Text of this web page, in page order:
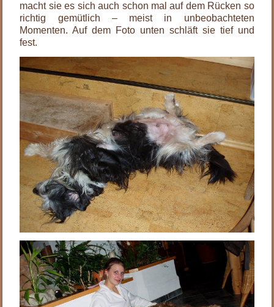
macht sie es sich auch schon mal auf dem Rücken so
richtig gemütlich – meist in unbeobachteten
Momenten. Auf dem Foto unten schläft sie tief und
fest.